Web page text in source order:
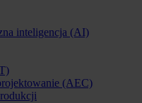
inteligencja (AI)
(AEC)